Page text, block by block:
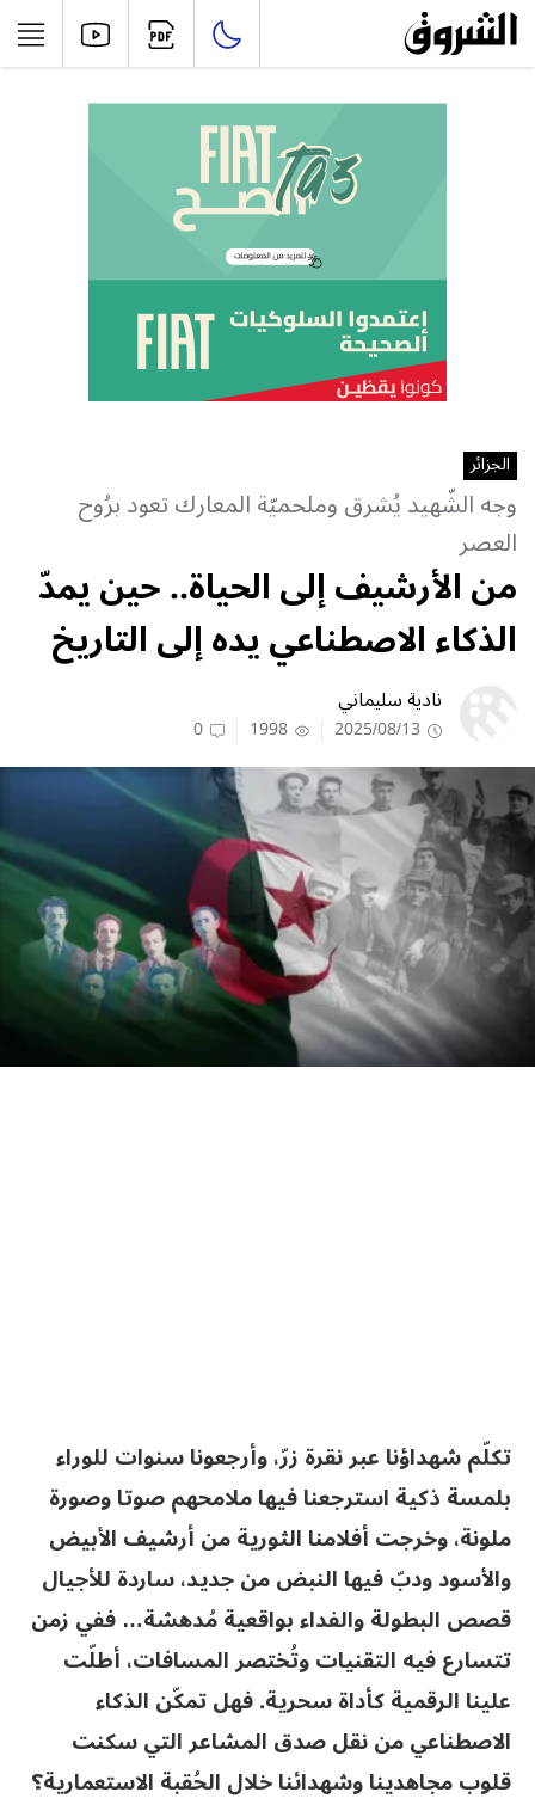
الجزائر
وجه الشّهيد يُشرق وملحميّة المعارك تعود برُوح
العصر
من الأرشيف إلى الحياة.. حين يمدّ
الذكاء الاصطناعي يده إلى التاريخ
نادية سليماني
2025/08/13
1998
0
تكلّم شهداؤنا عبر نقرة زرّ، وأرجعونا سنوات للوراء
بلمسة ذكية استرجعنا فيها ملامحهم صوتا وصورة
ملونة، وخرجت أفلامنا الثورية من أرشيف الأبيض
والأسود ودبّ فيها النبض من جديد، ساردة للأجيال
قصص البطولة والفداء بواقعية مُدهشة… ففي زمن
تتسارع فيه التقنيات وتُختصر المسافات، أطلّت
علينا الرقمية كأداة سحرية. فهل تمكّن الذكاء
الاصطناعي من نقل صدق المشاعر التي سكنت
قلوب مجاهدينا وشهدائنا خلال الحُقبة الاستعمارية؟